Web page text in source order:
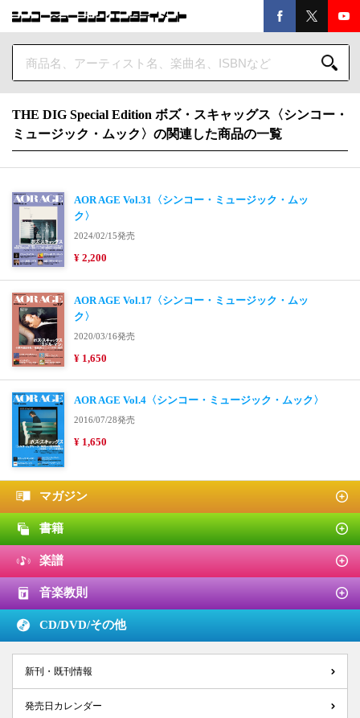
THE DIG Special Edition ボズ・スキャッグス〈シンコー・
ミュージック・ムック〉の関連した商品の一覧
AOR AGE Vol.31〈シンコー・ミュージック・ムッ
ク〉
2024/02/15発売
¥ 2,200
AOR AGE Vol.17〈シンコー・ミュージック・ムッ
ク〉
2020/03/16発売
¥ 1,650
AOR AGE Vol.4〈シンコー・ミュージック・ムック〉
2016/07/28発売
¥ 1,650
マガジン
書籍
楽譜
音楽教則
CD/DVD/その他
新刊・既刊情報
発売日カレンダー